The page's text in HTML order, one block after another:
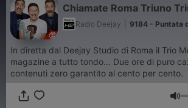
Chiamate Roma Triuno
Radio Deejay 9184 - Puntata
In diretta dal Deejay Studio di Roma il Trio
magazine a tutto tondo... Due ore di puro
contenuti zero garantito al cento per cento.